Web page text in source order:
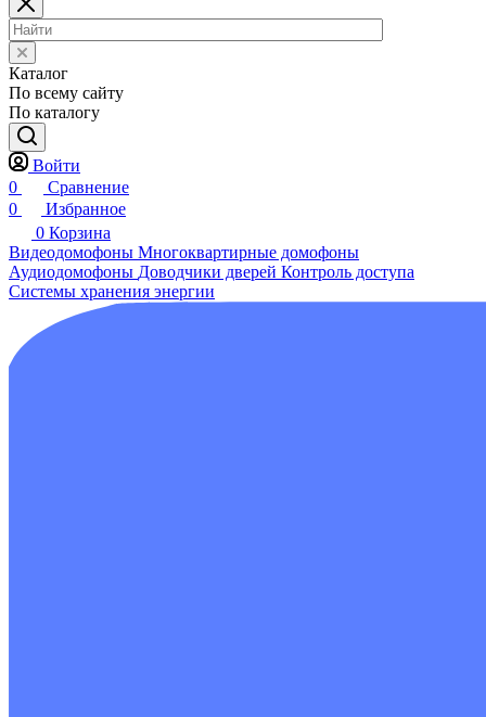
Каталог
По всему сайту
По каталогу
Войти
0
Сравнение
0
Избранное
0 Корзина
Видеодомофоны Многоквартирные домофоны
Аудиодомофоны Доводчики дверей Контроль доступа
Системы хранения энергии